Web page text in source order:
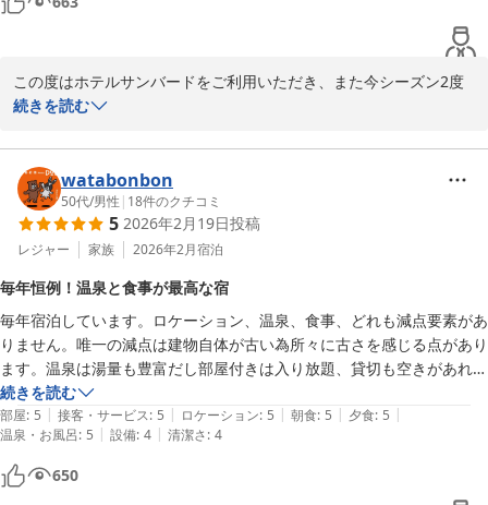
１１種類の貸切露天風呂 水上高原／奥利根温泉 ホテルサンバー
ド
2026-07-25
この度はホテルサンバードをご利用いただき、また今シーズン2度
目のご来館、誠にありがとうございます。重ねて口コミをご投稿い
今回は露天風呂付のお部屋をご利用いただき、お子様にも温泉を何
度もお楽しみいただけたとのこと、大変嬉しく拝見いたしました。
サイズにつきましてはご期待に添えない部分もあったかと存じます
が、ご家族でのひとときが快適な時間となりましたこと、何よりで
また、お食事につきましても、お肉の柔らかさや地酒をお楽しみい
ただけたとのお言葉、料理スタッフにとって大きな励みとなりま
す。ありがとうございます。
ご主人様はスノーボードを満喫され、お客様とお子様は温泉や雪遊
びをゆっくりと楽しまれたとのこと、それぞれの過ごし方で当館で
の時間を満喫していただけたご様子に、大変嬉しく感じておりま
す。当館の「ゲレンデ目の前」という立地がお役に立てておりまし
続きを読む
watabonbon
50代/男性 | 18件のクチコミ
5 2026年2月19日投稿
レジャー 家族 2026年2月宿泊
毎年恒例！温泉と食事が最高な宿
毎年宿泊しています。ロケーション、温泉、食事、どれも減点要素があ
りません。唯一の減点は建物自体が古い為所々に古さを感じる点があり
ます。温泉は湯量も豊富だし部屋付きは入り放題、貸切も空きがあれば
入り放題ですのでスキーやスノーボードをしなくても楽しめます。また
来年行きます！
続きを読む
部屋: 5 | 接客・サービス: 5 | ロケーション: 5 | 朝食: 5 | 夕食: 5 |
温泉・お風呂: 5 | 設備: 4 | 清潔さ: 4
650